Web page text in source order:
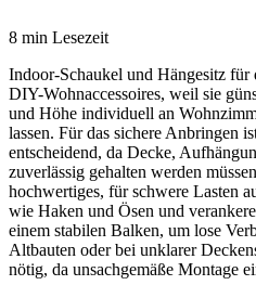
8 min Lesezeit
Indoor-Schaukel und Hängesitz für
DIY-Wohnaccessoires, weil sie
und Höhe individuell an
lassen. Für das sichere Anbringen
entscheidend, da Decke,
zuverlässig gehalten werden
hochwertiges, für schwere Lasten
wie Haken und Ösen und
einem stabilen Balken, um lose
Altbauten oder bei unklarer
nötig, da unsachgemäße Montage